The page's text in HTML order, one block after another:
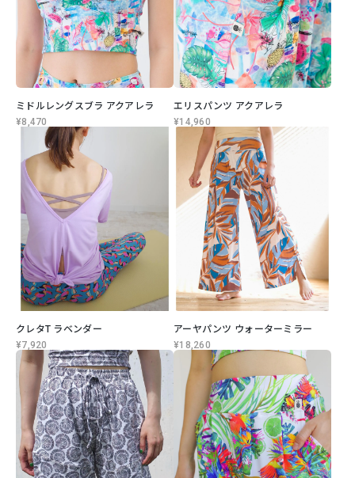
ミドルレングスブラ アクアレラ
¥8,470
エリスパンツ アクアレラ
¥14,960
クレタT ラベンダー
¥7,920
アーヤパンツ ウォーターミラー
¥18,260